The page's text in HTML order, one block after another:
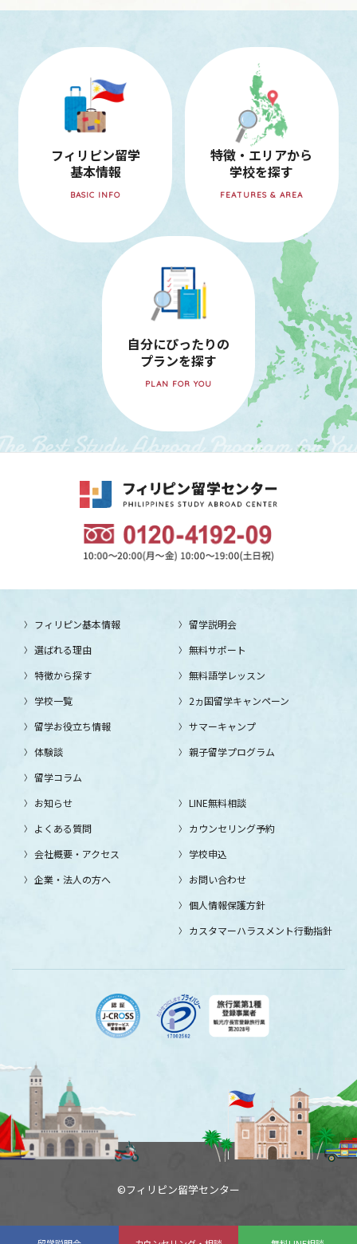
フィリピン留学
基本情報
BASIC INFO
特徴・エリアから
学校を探す
FEATURES & AREA
自分にぴったりの
プランを探す
PLAN FOR YOU
フィリピン基本情報
選ばれる理由
特徴から探す
学校一覧
留学お役立ち情報
体験談
留学コラム
留学説明会
無料サポート
無料語学レッスン
2ヵ国留学キャンペーン
サマーキャンプ
親子留学プログラム
お知らせ
よくある質問
会社概要・アクセス
企業・法人の方へ
LINE無料相談
カウンセリング予約
学校申込
お問い合わせ
個人情報保護方針
カスタマーハラスメント行動指針
©フィリピン留学センター